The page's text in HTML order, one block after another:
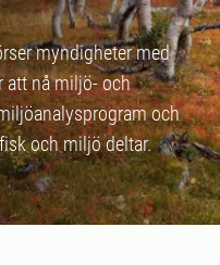
myndigheter med
att nå miljö- och
och
och miljö deltar.